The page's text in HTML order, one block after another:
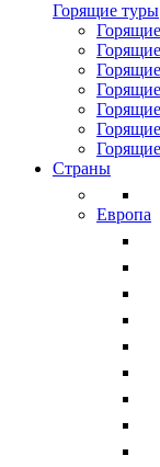
Горящие туры
Страны
Европа